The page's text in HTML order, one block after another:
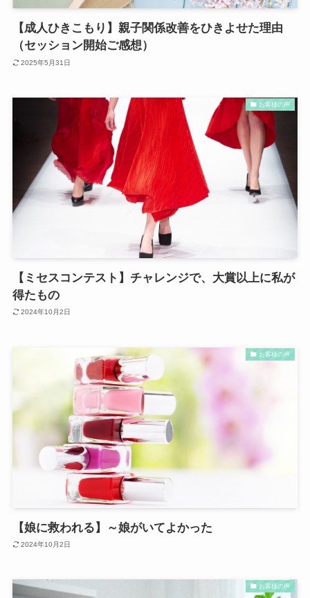
【成人ひきこもり】親子関係改善をひきよせた理由
（セッション開始ご感想）
2025年5月31日
お客様の声
【ミセスコンテスト】チャレンジで、大賞以上に私が
得たもの
2024年10月2日
お客様の声
【娘に救われる】～娘がいてよかった
2024年10月2日
お客様の声